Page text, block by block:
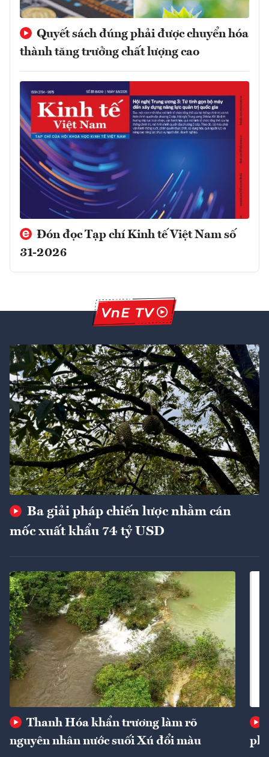
Quyết sách đúng phải được chuyển hóa
thành tăng trưởng chất lượng cao
Đón đọc Tạp chí Kinh tế Việt Nam số
31-2026
Ba giải pháp chiến lược nhằm cán
mốc xuất khẩu 74 tỷ USD
Thanh Hóa khẩn trương làm rõ
nguyên nhân nước suối Xú đổi màu
phí